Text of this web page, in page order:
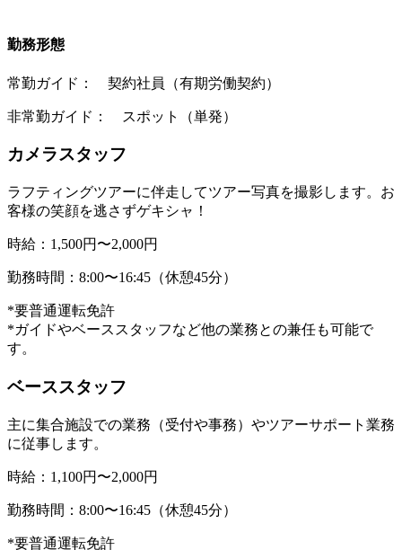
勤務形態
常勤ガイド： 契約社員（有期労働契約）
非常勤ガイド： スポット（単発）
カメラスタッフ
ラフティングツアーに伴走してツアー写真を撮影します。お
客様の笑顔を逃さずゲキシャ！
時給：1,500円〜2,000円
勤務時間：8:00〜16:45（休憩45分）
*要普通運転免許
*ガイドやベーススタッフなど他の業務との兼任も可能で
す。
ベーススタッフ
主に集合施設での業務（受付や事務）やツアーサポート業務
に従事します。
時給：1,100円〜2,000円
勤務時間：8:00〜16:45（休憩45分）
*要普通運転免許